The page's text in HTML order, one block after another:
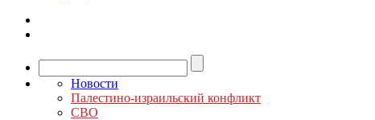
Новости
Палестино-израильский конфликт
СВО